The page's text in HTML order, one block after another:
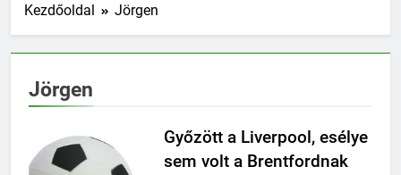
Kezdőoldal Jörgen
Jörgen
Győzött a Liverpool, esélye
sem volt a Brentfordnak